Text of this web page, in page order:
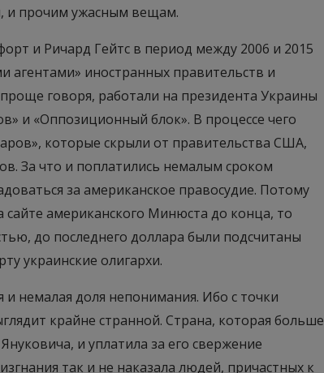
и прочим ужасным вещам.
и Ричард Гейтс в период между 2006 и 2015
агентами» иностранных правительств и
говоря, работали на президента Украины
и «Оппозиционный блок». В процессе чего
которые скрыли от правительства США,
За что и поплатились немалым сроком
за американское правосудие. Потому
сайте американского Минюста до конца, то
до последнего доллара были подсчитаны
украинские олигархи.
немалая доля непонимания. Ибо с точки
крайне странной. Страна, которая больше
и уплатила за его свержение
так и не наказала людей, причастных к